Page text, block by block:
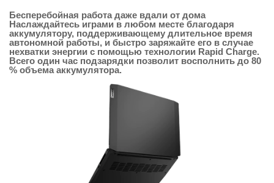
Бесперебойная работа даже вдали от дома
Наслаждайтесь играми в любом месте благодаря
аккумулятору, поддерживающему длительное время
автономной работы, и быстро заряжайте его в случае
нехватки энергии с помощью технологии Rapid Charge.
Всего один час подзарядки позволит восполнить до 80
% объема аккумулятора.